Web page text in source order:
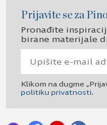
Prijavite se za
Pronađite
birane materijale
Klikom na dugme
politiku privatnosti.